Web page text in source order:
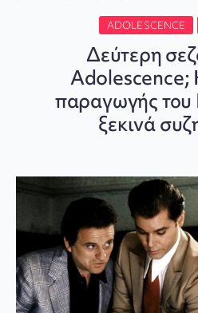
ADOLESCENCE
Δεύτερη
Adolescence;
παραγωγής
ξεκινά